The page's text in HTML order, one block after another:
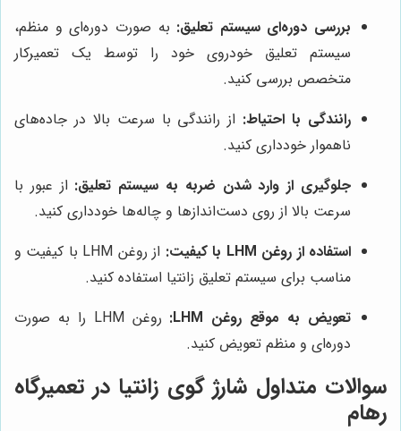
بررسی دوره‌ای سیستم تعلیق: به صورت دوره‌ای و منظم،
سیستم تعلیق خودروی خود را توسط یک تعمیرکار
متخصص بررسی کنید.
رانندگی با احتیاط: از رانندگی با سرعت بالا در جاده‌های
ناهموار خودداری کنید.
جلوگیری از وارد شدن ضربه به سیستم تعلیق: از عبور با
سرعت بالا از روی دست‌اندازها و چاله‌ها خودداری کنید.
استفاده از روغن LHM با کیفیت:
از روغن LHM با کیفیت و
مناسب برای سیستم تعلیق زانتیا استفاده کنید.
تعویض به موقع روغن LHM:
روغن LHM را به صورت
دوره‌ای و منظم تعویض کنید.
سوالات متداول شارژ گوی زانتیا در تعمیرگاه
رهام